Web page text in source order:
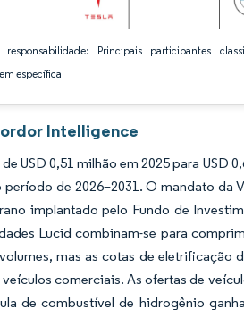
Principais participantes
específica
Intelligence
USD 0,51 milhão em 2025 para USD
de 2026–2031. O mandato da
implantado pelo Fundo de
Lucid combinam-se para
mas as cotas de eletrificação
comerciais. As ofertas de
de combustível de hidrogênio